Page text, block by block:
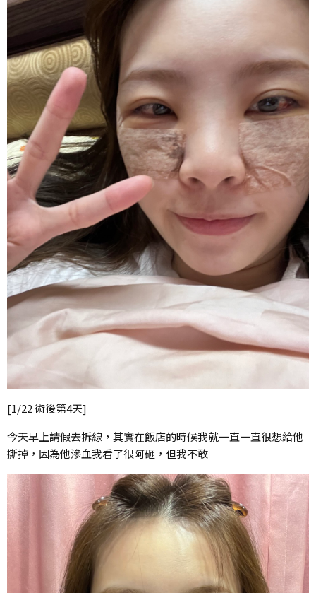
[1/22 術後第4天]
今天早上請假去拆線，其實在飯店的時候我就一直一直很想給他
撕掉，因為他滲血我看了很阿砸，但我不敢